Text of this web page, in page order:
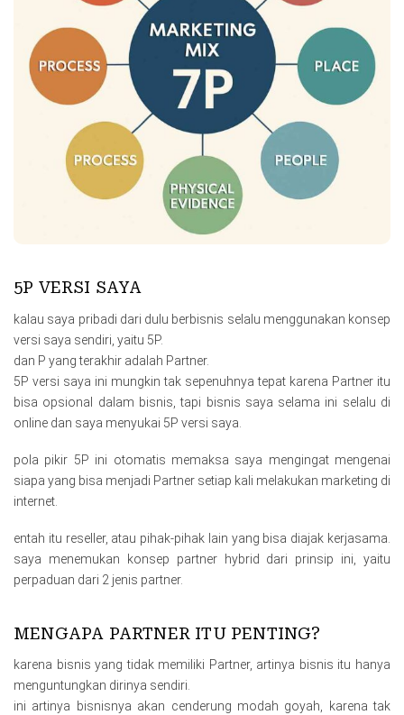
5P VERSI SAYA
kalau saya pribadi dari dulu berbisnis selalu menggunakan konsep
versi saya sendiri, yaitu 5P.
dan P yang terakhir adalah Partner.
5P versi saya ini mungkin tak sepenuhnya tepat karena Partner itu
bisa opsional dalam bisnis, tapi bisnis saya selama ini selalu di
online dan saya menyukai 5P versi saya.
pola pikir 5P ini otomatis memaksa saya mengingat mengenai
siapa yang bisa menjadi Partner setiap kali melakukan marketing di
internet.
entah itu reseller, atau pihak-pihak lain yang bisa diajak kerjasama.
saya menemukan konsep partner hybrid dari prinsip ini, yaitu
perpaduan dari 2 jenis partner.
MENGAPA PARTNER ITU PENTING?
karena bisnis yang tidak memiliki Partner, artinya bisnis itu hanya
menguntungkan dirinya sendiri.
ini artinya bisnisnya akan cenderung modah goyah, karena tak